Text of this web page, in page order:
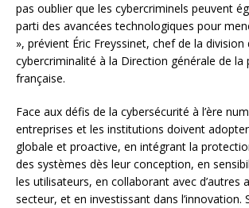
pas oublier que les cybercriminels peuvent
parti des avancées technologiques pour
», prévient Éric Freyssinet, chef de la
cybercriminalité à la Direction générale de la
française.
Face aux défis de la cybersécurité à l’ère
entreprises et les institutions doivent
globale et proactive, en intégrant la
des systèmes dès leur conception, en
les utilisateurs, en collaborant avec d’autres
secteur, et en investissant dans l’innovation.